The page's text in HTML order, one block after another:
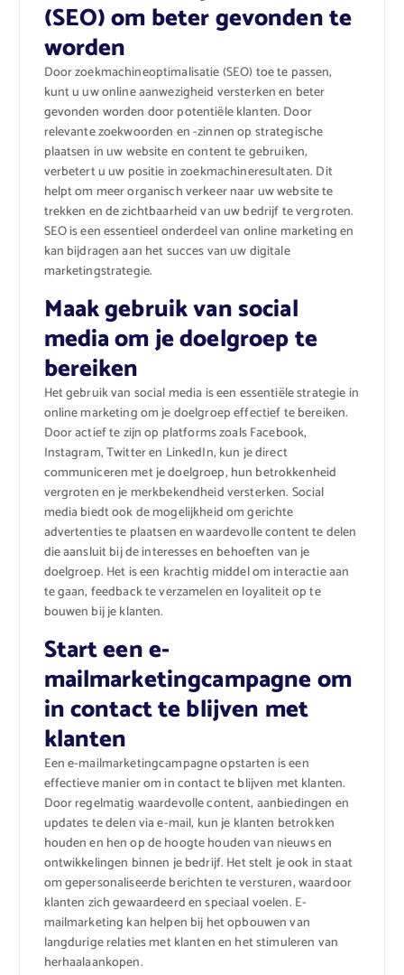
(SEO) om beter gevonden te
worden
Door zoekmachineoptimalisatie (SEO) toe te passen,
kunt u uw online aanwezigheid versterken en beter
gevonden worden door potentiële klanten. Door
relevante zoekwoorden en -zinnen op strategische
plaatsen in uw website en content te gebruiken,
verbetert u uw positie in zoekmachineresultaten. Dit
helpt om meer organisch verkeer naar uw website te
trekken en de zichtbaarheid van uw bedrijf te vergroten.
SEO is een essentieel onderdeel van online marketing en
kan bijdragen aan het succes van uw digitale
marketingstrategie.
Maak gebruik van social
media om je doelgroep te
bereiken
Het gebruik van social media is een essentiële strategie in
online marketing om je doelgroep effectief te bereiken.
Door actief te zijn op platforms zoals Facebook,
Instagram, Twitter en LinkedIn, kun je direct
communiceren met je doelgroep, hun betrokkenheid
vergroten en je merkbekendheid versterken. Social
media biedt ook de mogelijkheid om gerichte
advertenties te plaatsen en waardevolle content te delen
die aansluit bij de interesses en behoeften van je
doelgroep. Het is een krachtig middel om interactie aan
te gaan, feedback te verzamelen en loyaliteit op te
bouwen bij je klanten.
Start een e-
mailmarketingcampagne om
in contact te blijven met
klanten
Een e-mailmarketingcampagne opstarten is een
effectieve manier om in contact te blijven met klanten.
Door regelmatig waardevolle content, aanbiedingen en
updates te delen via e-mail, kun je klanten betrokken
houden en hen op de hoogte houden van nieuws en
ontwikkelingen binnen je bedrijf. Het stelt je ook in staat
om gepersonaliseerde berichten te versturen, waardoor
klanten zich gewaardeerd en speciaal voelen. E-
mailmarketing kan helpen bij het opbouwen van
langdurige relaties met klanten en het stimuleren van
herhaalaankopen.